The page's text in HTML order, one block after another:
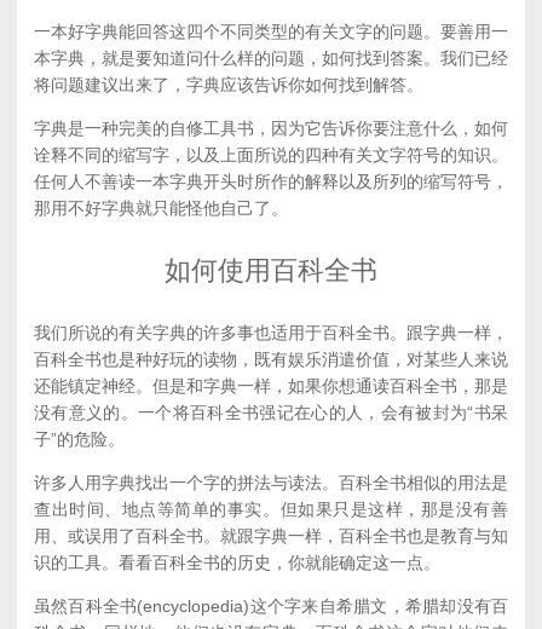
一本好字典能回答这四个不同类型的有关文字的问题。要善用一
本字典，就是要知道问什么样的问题，如何找到答案。我们已经
将问题建议出来了，字典应该告诉你如何找到解答。
字典是一种完美的自修工具书，因为它告诉你要注意什么，如何
诠释不同的缩写字，以及上面所说的四种有关文字符号的知识。
任何人不善读一本字典开头时所作的解释以及所列的缩写符号，
那用不好字典就只能怪他自己了。
如何使用百科全书
我们所说的有关字典的许多事也适用于百科全书。跟字典一样，
百科全书也是种好玩的读物，既有娱乐消遣价值，对某些人来说
还能镇定神经。但是和字典一样，如果你想通读百科全书，那是
没有意义的。一个将百科全书强记在心的人，会有被封为“书呆
子”的危险。
许多人用字典找出一个字的拼法与读法。百科全书相似的用法是
查出时间、地点等简单的事实。但如果只是这样，那是没有善
用、或误用了百科全书。就跟字典一样，百科全书也是教育与知
识的工具。看看百科全书的历史，你就能确定这一点。
虽然百科全书(encyclopedia)这个字来自希腊文，希腊却没有百